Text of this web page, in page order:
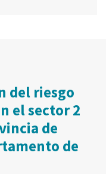
del riesgo
el sector 2
de
de